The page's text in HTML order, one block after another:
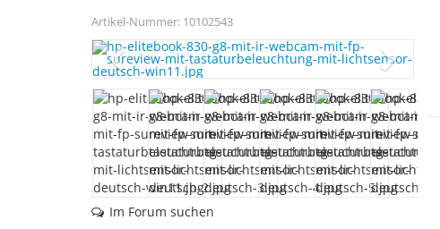
Artikel-Nummer: 10102543
Im Forum suchen